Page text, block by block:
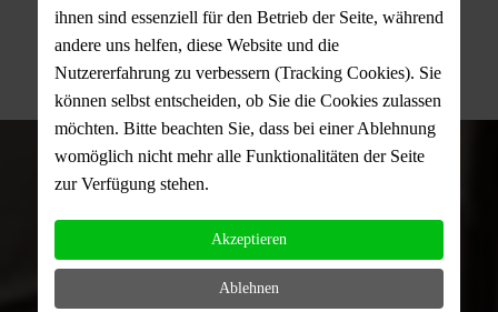
Reservierung
TELEFONISCHE RESERVIERUNG:
ihnen sind essenziell für den Betrieb der Seite, während
andere uns helfen, diese Website und die
Nutzererfahrung zu verbessern (Tracking Cookies). Sie
können selbst entscheiden, ob Sie die Cookies zulassen
möchten. Bitte beachten Sie, dass bei einer Ablehnung
womöglich nicht mehr alle Funktionalitäten der Seite
zur Verfügung stehen.
Akzeptieren
Ablehnen